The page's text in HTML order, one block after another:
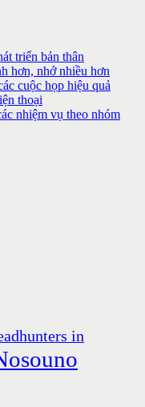
triển bản thân
hơn, nhớ nhiều hơn
cuộc họp hiệu quả
thoại
nhiệm vụ theo nhóm
in